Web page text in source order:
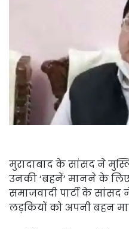
मुरादाबाद के सांसद ने
उनकी ‘बहनें’ मानने के लिए
समाजवादी पार्टी के
लड़कियों को अपनी बहन